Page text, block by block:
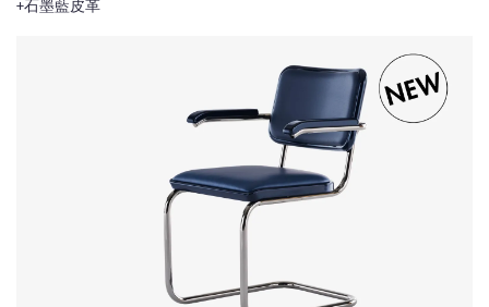
+石墨藍皮革